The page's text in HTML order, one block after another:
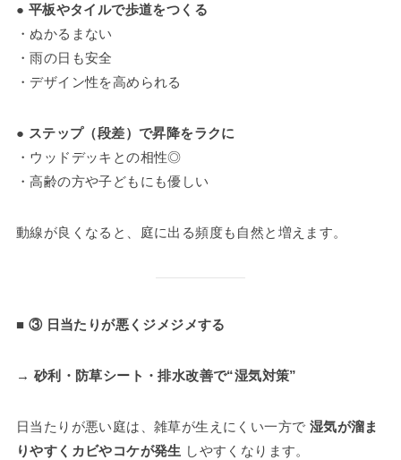
● 平板やタイルで歩道をつくる
・ぬかるまない
・雨の日も安全
・デザイン性を高められる
● ステップ（段差）で昇降をラクに
・ウッドデッキとの相性◎
・高齢の方や子どもにも優しい
動線が良くなると、庭に出る頻度も自然と増えます。
■ ③ 日当たりが悪くジメジメする
→ 砂利・防草シート・排水改善で“湿気対策”
日当たりが悪い庭は、雑草が生えにくい一方で 湿気が溜ま
りやすくカビやコケが発生 しやすくなります。